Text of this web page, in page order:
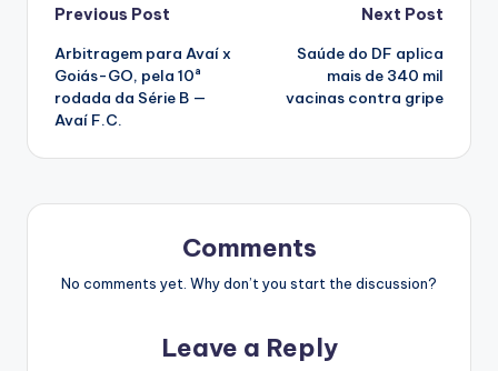
Post
navigation
Previous Post
Arbitragem para Avaí x
Goiás-GO, pela 10ª
rodada da Série B —
Avaí F.C.
Next Post
Saúde do DF aplica
mais de 340 mil
vacinas contra gripe
Comments
No comments yet. Why don’t you start the discussion?
Leave a Reply